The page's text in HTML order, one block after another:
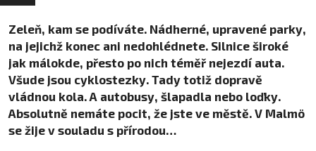
Zeleň, kam se podíváte. Nádherné, upravené parky,
na jejichž konec ani nedohlédnete. Silnice široké
jak málokde, přesto po nich téměř nejezdí auta.
Všude jsou cyklostezky. Tady totiž dopravě
vládnou kola. A autobusy, šlapadla nebo loďky.
Absolutně nemáte pocit, že jste ve městě. V Malmö
se žije v souladu s přírodou…